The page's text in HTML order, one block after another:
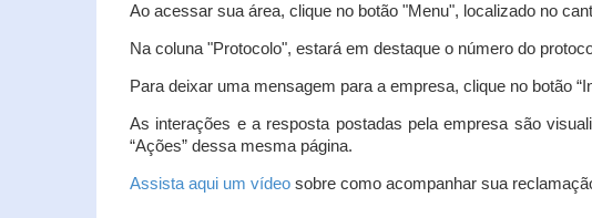
Ao acessar sua área, clique no botão "Menu", localizado no
Na coluna "Protocolo", estará em destaque o número do
Para deixar uma mensagem para a empresa, clique no botão
As interações e a resposta postadas pela empresa são
“Ações” dessa mesma página.
Assista aqui um vídeo sobre como acompanhar sua